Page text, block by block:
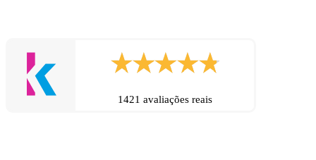
1421 avaliações reais